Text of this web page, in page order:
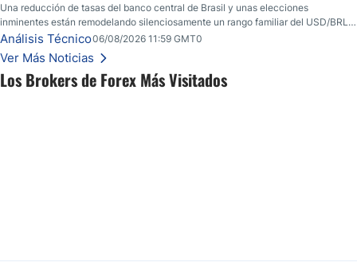
Los Brokers de Forex Más Visitados
Una reducción de tasas del banco central de Brasil y unas elecciones
inminentes están remodelando silenciosamente un rango familiar del USD/BRL.
Una reducción de tasas por parte del banco central de Brasil y unas elecciones
inminentes están remodelando silenciosamente un rango familiar del USD/BRL.
Esto es lo que los traders están observando a continuación.
Análisis Técnico06/08/2026 11:59 GMT0
Ver Más Noticias